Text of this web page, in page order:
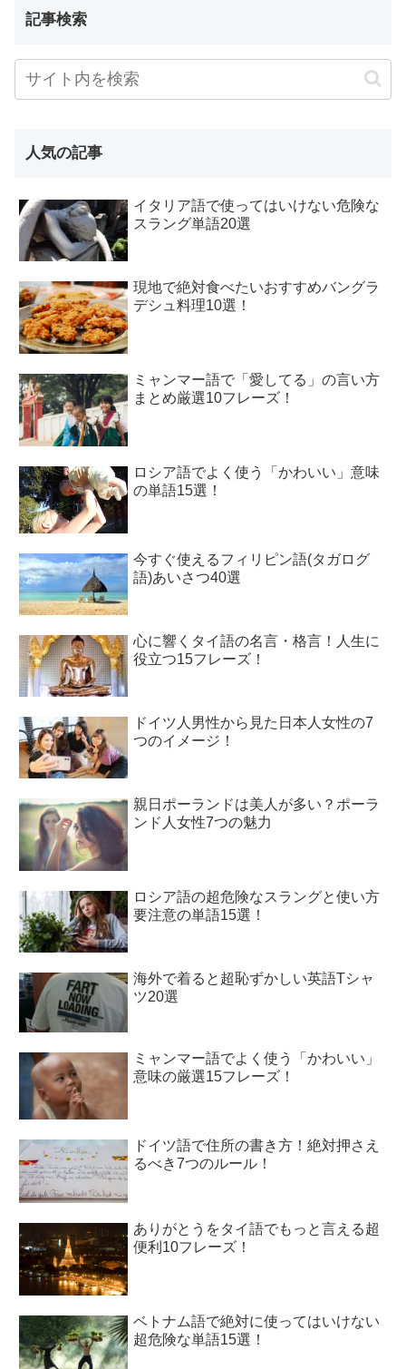
記事検索
人気の記事
イタリア語で使ってはいけない危険な
スラング単語20選
現地で絶対食べたいおすすめバングラ
デシュ料理10選！
ミャンマー語で「愛してる」の言い方
まとめ厳選10フレーズ！
ロシア語でよく使う「かわいい」意味
の単語15選！
今すぐ使えるフィリピン語(タガログ
語)あいさつ40選
心に響くタイ語の名言・格言！人生に
役立つ15フレーズ！
ドイツ人男性から見た日本人女性の7
つのイメージ！
親日ポーランドは美人が多い？ポーラ
ンド人女性7つの魅力
ロシア語の超危険なスラングと使い方
要注意の単語15選！
海外で着ると超恥ずかしい英語Tシャ
ツ20選
ミャンマー語でよく使う「かわいい」
意味の厳選15フレーズ！
ドイツ語で住所の書き方！絶対押さえ
るべき7つのルール！
ありがとうをタイ語でもっと言える超
便利10フレーズ！
ベトナム語で絶対に使ってはいけない
超危険な単語15選！